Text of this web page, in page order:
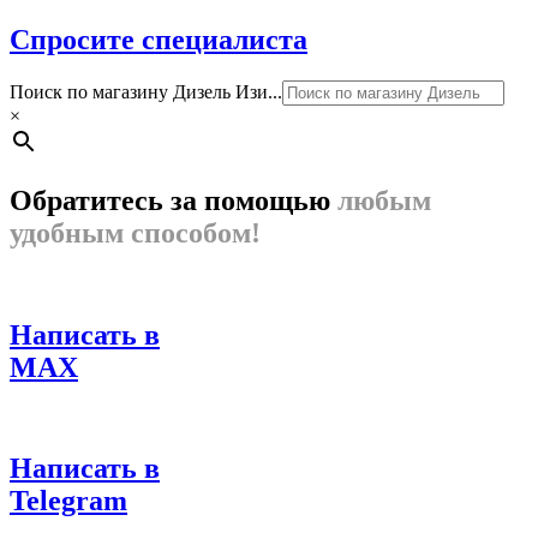
Спросите специалиста
Поиск по магазину Дизель Изи...
×
Обратитесь за помощью любым
удобным способом!
Написать в
MAX
Написать в
Telegram